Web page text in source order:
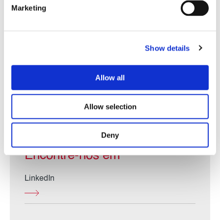
Marketing
Show details
Allow all
Allow selection
Deny
Encontre-nos em
LinkedIn